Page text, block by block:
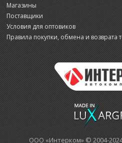
Магазины
Поставщики
Условия для оптовиков
Правила покупки, обмена и возврата
ООО «Интерком» © 2004-